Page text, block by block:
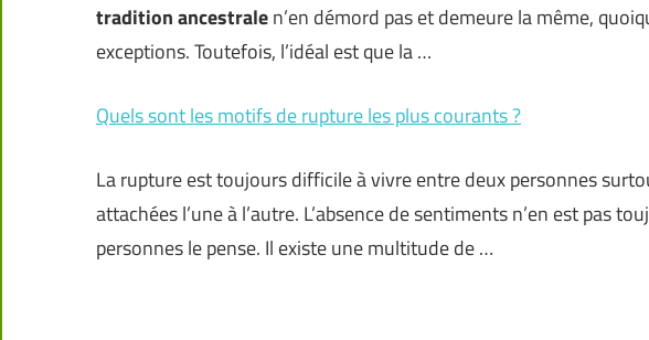
tradition ancestralen’en démord pas et demeure la même,
exceptions. Toutefois, l’idéal est que la …
Quels sont les motifs de rupture les plus courants ?
La rupture est toujours difficile à vivre entre deux personnes
attachées l’une à l’autre. L’absence de sentiments n’en est pas
personnes le pense. Il existe une multitude de …